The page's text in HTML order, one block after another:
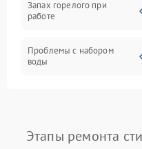
Запах горелого при
работе
Проблемы с набором
воды
Замена платы управления
Этапы ремонта